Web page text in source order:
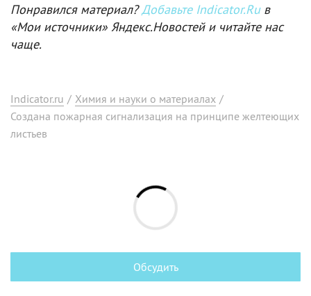
Понравился материал?Добавьте Indicator.Ruв
«Мои источники» Яндекс.Новостей и читайте нас
чаще.
Indicator.ru / Химия и науки о материалах /
Создана пожарная сигнализация на принципе желтеющих
листьев
Обсудить